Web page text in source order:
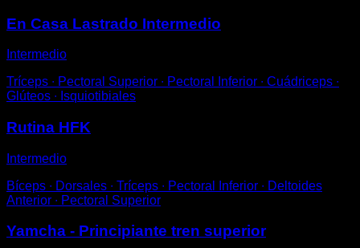
En Casa Lastrado Intermedio
Intermedio
Tríceps ∙ Pectoral Superior ∙ Pectoral Inferior ∙ Cuádriceps ∙
Glúteos ∙ Isquiotibiales
Rutina HFK
Intermedio
Bíceps ∙ Dorsales ∙ Tríceps ∙ Pectoral Inferior ∙ Deltoides
Anterior ∙ Pectoral Superior
Yamcha - Principiante tren superior